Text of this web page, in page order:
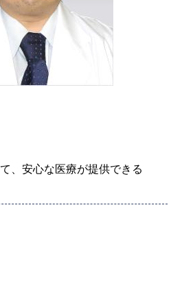
、安心な医療が提供できる